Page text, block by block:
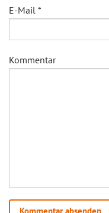
E-Mail *
Kommentar